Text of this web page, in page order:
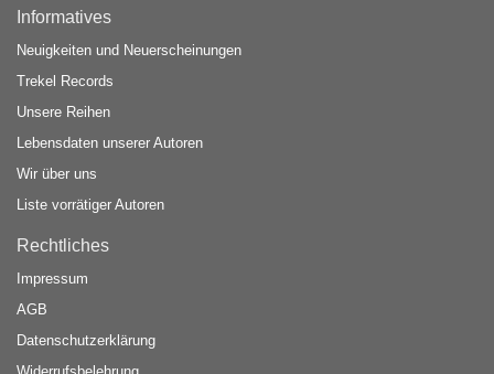
Informatives
Neuigkeiten und Neuerscheinungen
Trekel Records
Unsere Reihen
Lebensdaten unserer Autoren
Wir über uns
Liste vorrätiger Autoren
Rechtliches
Impressum
AGB
Datenschutzerklärung